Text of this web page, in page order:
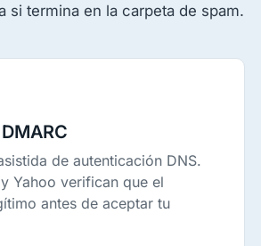
si termina en la carpeta de spam.
de autenticación DNS.
Yahoo verifican que el
antes de aceptar tu